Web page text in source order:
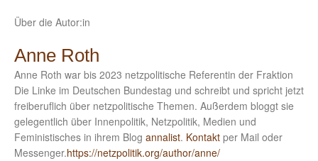
Über die Autor:in
Anne Roth
Anne Roth war bis 2023 netzpolitische Referentin der Fraktion
Die Linke im Deutschen Bundestag und schreibt und spricht jetzt
freiberuflich über netzpolitische Themen. Außerdem bloggt sie
gelegentlich über Innenpolitik, Netzpolitik, Medien und
Feministisches in ihrem Blog annalist. Kontakt per Mail oder
Messenger.https://netzpolitik.org/author/anne/